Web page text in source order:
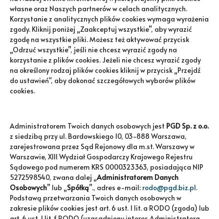
własne oraz Naszych partnerów w celach analitycznych.
Korzystanie z analitycznych plików cookies wymaga wyrażenia
zgody. Kliknij poniżej „Zaakceptuj wszystkie”, aby wyrazić
zgodę na wszystkie pliki. Możesz też aktywować przycisk
„Odrzuć wszystkie”, jeśli nie chcesz wyrazić zgody na
korzystanie z plików cookies. Jeżeli nie chcesz wyrazić zgody
na określony rodzaj plików cookies kliknij w przycisk „Przejdź
do ustawień", aby dokonać szczegółowych wyborów plików
cookies.
Administratorem Twoich danych osobowych jest PGD Sp. z o.o.
z siedzibą przy ul. Bardowskiego 10, 03-888 Warszawa,
zarejestrowana przez Sąd Rejonowy dla m.st. Warszawy w
Warszawie, XIII Wydział Gospodarczy Krajowego Rejestru
Sądowego pod numerem KRS 0000323363, posiadająca NIP
5272598540, zwana dalej „Administratorem Danych
Osobowych” lub „Spółką”., adres e-mail: rodo@pgd.biz.pl.
Podstawą przetwarzania Twoich danych osobowych w
zakresie plików cookies jest art. 6 ust. 1 lit. a RODO (zgoda) lub
Tel. 601 151 406
REGION WROCŁAW
Tel. 519 329 284
Tel. 519 330 627
REGION BYDGOSZCZ
Tel. 504 920 637
Tel. 504 048 474
Otrzymuj najnowsze informacje o
wydarzeniach i promocjach.
Możesz zrezygnować w każdej
chwili. W tym celu należy odnaleźć
szczegóły w naszej informacji